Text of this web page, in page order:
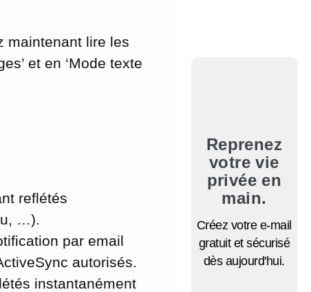
maintenant lire les
et en ‘Mode texte
reflétés
…).
par email
autorisés.
instantanément
Reprenez
votre vie
privée en
main.
Créez votre e-mail
gratuit et sécurisé
dès aujourd'hui.